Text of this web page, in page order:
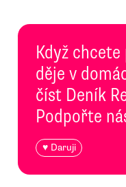
Když
děje v
číst Deník
Podpořte
♥ Daruji